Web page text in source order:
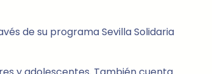
de su programa Sevilla Solidaria